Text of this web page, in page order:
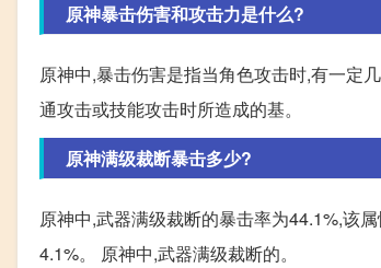
原神暴击伤害和攻击力是什么?
原神中,暴击伤害是指当角色攻击时,有一定
通攻击或技能攻击时所造成的基。
原神满级裁断暴击多少?
原神中,武器满级裁断的暴击率为44.1%,该
4.1%。 原神中,武器满级裁断的。